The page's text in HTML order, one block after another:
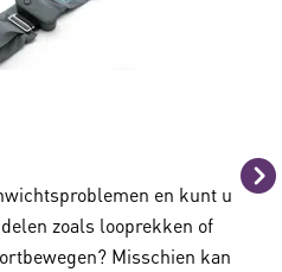
en kunt u
zoals looprekken of
Misschien kan